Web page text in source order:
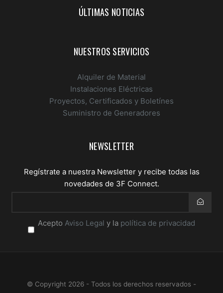
ÚLTIMAS NOTICIAS
NUESTROS SERVICIOS
Alquiler de Material
Instalaciones Eléctricas
Proyectos, Certificados y Boletínes
Suministro de Generadores
NEWSLETTER
Regístrate a nuestra Newsletter y recibe todas las
novedades de 3F Connect.
Email
Acepto Aviso Legal y la política de privacidad
© Copyright 2026 - Todos los derechos reservados -